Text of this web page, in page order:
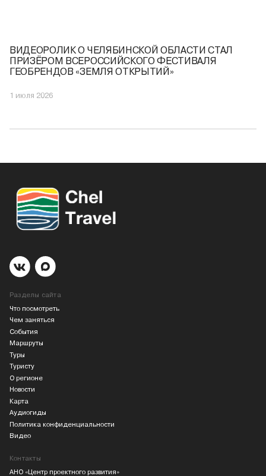
ВИДЕОРОЛИК О ЧЕЛЯБИНСКОЙ ОБЛАСТИ СТАЛ
ПРИЗЁРОМ ВСЕРОССИЙСКОГО ФЕСТИВАЛЯ
ГЕОБРЕНДОВ «ЗЕМЛЯ ОТКРЫТИЙ»
1 июля 2026
Разделы сайта
Что посмотреть
Чем заняться
События
Маршруты
Туры
Туристу
О регионе
Новости
Карта
Аудиогиды
Политика конфиденциальности
Видео
Контакты
АНО «Центр проектного развития»